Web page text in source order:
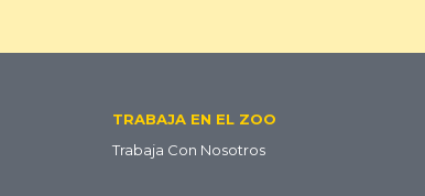
Footer
ES
TRABAJA EN EL ZOO
Trabaja Con Nosotros